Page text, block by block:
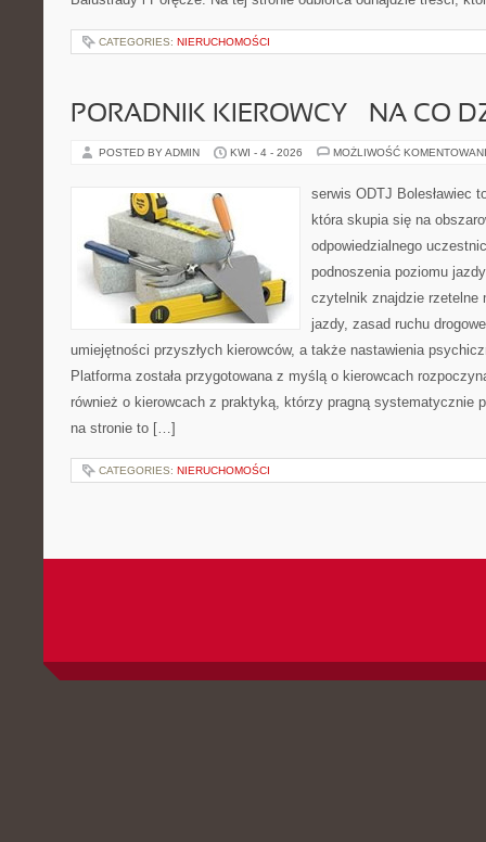
CATEGORIES: NIERUCHOMOŚCI
PORADNIK KIEROWCY – NA CO
POSTED BY ADMIN KWI - 4 - 2026 MOŻLIWOŚĆ
serwis ODTJ Bolesławiec
która skupia się na
odpowiedzialnego
podnoszenia poziomu
czytelnik znajdzie rzetelne
jazdy, zasad ruchu
umiejętności przyszłych kierowców, a także nastawienia
Platforma została przygotowana z myślą o kierowcach
również o kierowcach z praktyką, którzy pragną systematycznie
na stronie to […]
CATEGORIES: NIERUCHOMOŚCI